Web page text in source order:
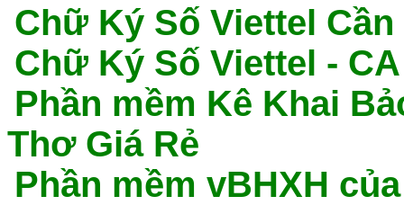
Chữ Ký Số Viettel
Chữ Ký Số Viettel -
Phần mềm Kê Khai
Thơ Giá Rẻ
Phần mềm vBHXH